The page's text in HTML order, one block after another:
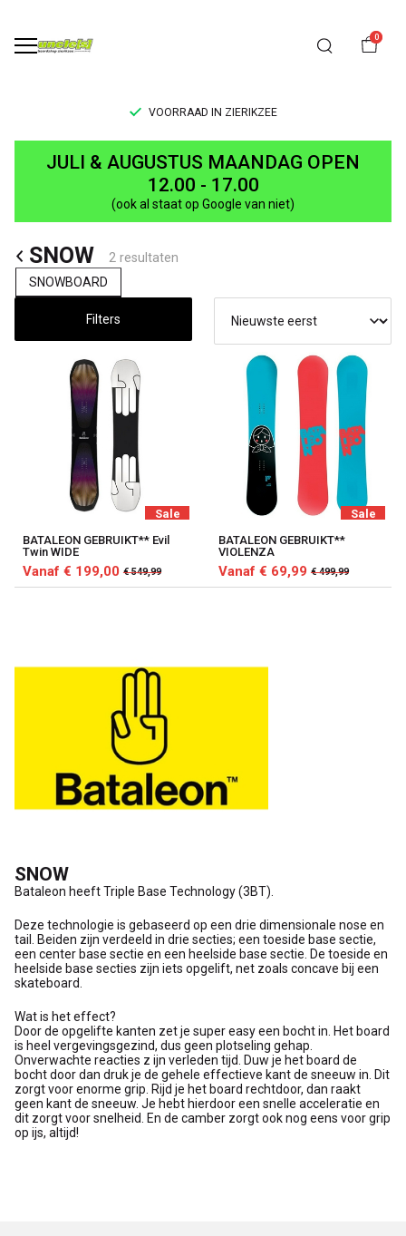
0
VOORRAAD IN ZIERIKZEE
SNOW
UNCLE[S]
Boardshop
JULI & AUGUSTUS MAANDAG OPEN
12.00 - 17.00
(ook al staat op Google van niet)
SNOW
2 resultaten
SNOWBOARD
Filters
Sale
BATALEON GEBRUIKT** Evil
Twin WIDE
Vanaf € 199,00 € 549,99
Sale
BATALEON GEBRUIKT**
VIOLENZA
Vanaf € 69,99 € 499,99
SNOW
Bataleon heeft Triple Base Technology (3BT).
Deze technologie is gebaseerd op een drie dimensionale nose en
tail. Beiden zijn verdeeld in drie secties; een toeside base sectie,
een center base sectie en een heelside base sectie. De toeside en
heelside base secties zijn iets opgelift, net zoals concave bij een
skateboard.
Wat is het effect?
Door de opgelifte kanten zet je super easy een bocht in. Het board
is heel vergevingsgezind, dus geen plotseling gehap.
Onverwachte reacties z ijn verleden tijd. Duw je het board de
bocht door dan druk je de gehele effectieve kant de sneeuw in. Dit
zorgt voor enorme grip. Rijd je het board rechtdoor, dan raakt
geen kant de sneeuw. Je hebt hierdoor een snelle acceleratie en
dit zorgt voor snelheid. En de camber zorgt ook nog eens voor grip
op ijs, altijd!